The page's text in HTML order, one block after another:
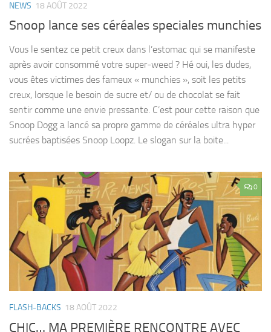
NEWS 18 AOÛT 2022
Snoop lance ses céréales speciales munchies
Vous le sentez ce petit creux dans l’estomac qui se manifeste
après avoir consommé votre super-weed ? Hé oui, les dudes,
vous êtes victimes des fameux « munchies », soit les petits
creux, lorsque le besoin de sucre et/ ou de chocolat se fait
sentir comme une envie pressante. C’est pour cette raison que
Snoop Dogg a lancé sa propre gamme de céréales ultra hyper
sucrées baptisées Snoop Loopz. Le slogan sur la boite...
0
FLASH-BACKS 18 AOÛT 2022
CHIC… MA PREMIÈRE RENCONTRE AVEC